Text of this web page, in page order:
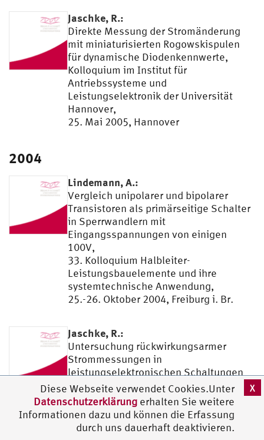
Diese Webseite verwendet Cookies.Unter
Datenschutzerklärung erhalten Sie weitere
Informationen dazu und können die Erfassung
durch uns dauerhaft deaktivieren.
X
Jaschke, R.:
Direkte Messung der Stromänderung
mit miniaturisierten Rogowskispulen
für dynamische Diodenkennwerte,
Kolloquium im Institut für
Antriebssysteme und
Leistungselektronik der Universität
Hannover,
25. Mai 2005, Hannover
2004
Lindemann, A.:
Vergleich unipolarer und bipolarer
Transistoren als primärseitige Schalter
in Sperrwandlern mit
Eingangsspannungen von einigen
100V,
33. Kolloquium Halbleiter-
Leistungsbauelemente und ihre
systemtechnische Anwendung,
25.-26. Oktober 2004, Freiburg i. Br.
Jaschke, R.:
Untersuchung rückwirkungsarmer
Strommessungen in
leistungselektronischen Schaltungen
mit einfach
ausgeführten Rogowski-Spulen,
33. Kolloquium Halbleiter-
Leistungsbauelemente und ihre